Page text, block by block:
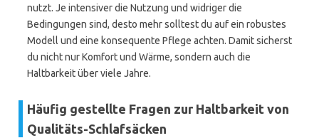
nutzt. Je intensiver die Nutzung und widriger die
Bedingungen sind, desto mehr solltest du auf ein robustes
Modell und eine konsequente Pflege achten. Damit sicherst
du nicht nur Komfort und Wärme, sondern auch die
Haltbarkeit über viele Jahre.
Häufig gestellte Fragen zur Haltbarkeit von
Qualitäts-Schlafsäcken